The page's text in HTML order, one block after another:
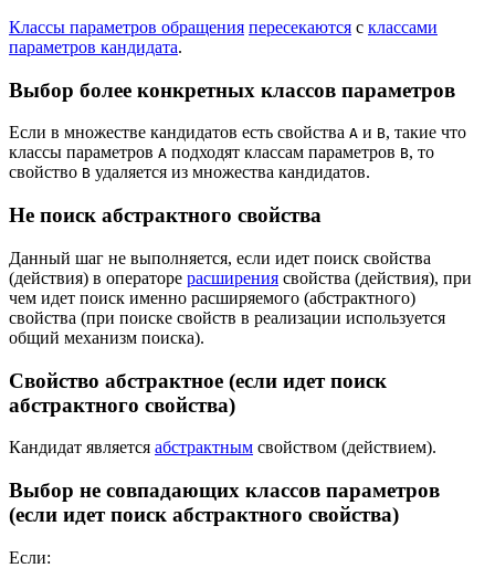
Классы параметров обращения пересекаются с классами
параметров кандидата.
Выбор более конкретных классов параметров
Если в множестве кандидатов есть свойства A и B, такие что
классы параметров A подходят классам параметров B, то
свойство B удаляется из множества кандидатов.
Не поиск абстрактного свойства
Данный шаг не выполняется, если идет поиск свойства
(действия) в операторе расширения свойства (действия), при
чем идет поиск именно расширяемого (абстрактного)
свойства (при поиске свойств в реализации используется
общий механизм поиска).
Свойство абстрактное (если идет поиск
абстрактного свойства)
Кандидат является абстрактным свойством (действием).
Выбор не совпадающих классов параметров
(если идет поиск абстрактного свойства)
Если: